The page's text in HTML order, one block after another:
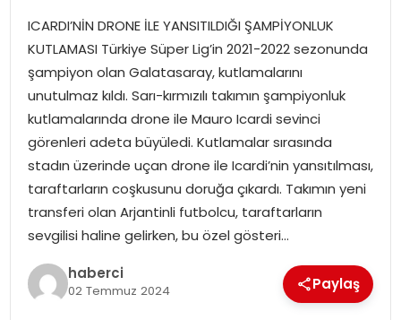
ICARDI’NİN DRONE İLE YANSITILDIĞI ŞAMPİYONLUK
KUTLAMASI Türkiye Süper Lig’in 2021-2022 sezonunda
şampiyon olan Galatasaray, kutlamalarını
unutulmaz kıldı. Sarı-kırmızılı takımın şampiyonluk
kutlamalarında drone ile Mauro Icardi sevinci
görenleri adeta büyüledi. Kutlamalar sırasında
stadın üzerinde uçan drone ile Icardi’nin yansıtılması,
taraftarların coşkusunu doruğa çıkardı. Takımın yeni
transferi olan Arjantinli futbolcu, taraftarların
sevgilisi haline gelirken, bu özel gösteri…
haberci
02 Temmuz 2024 Paylaş